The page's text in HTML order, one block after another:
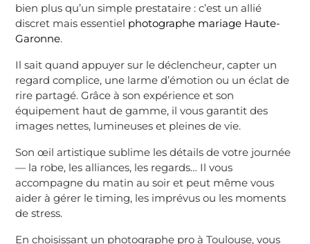
bien plus qu’un simple prestataire : c’est un allié
discret mais essentiel photographe mariage Haute-
Garonne.
Il sait quand appuyer sur le déclencheur, capter un
regard complice, une larme d’émotion ou un éclat de
rire partagé. Grâce à son expérience et son
équipement haut de gamme, il vous garantit des
images nettes, lumineuses et pleines de vie.
Son œil artistique sublime les détails de votre journée
— la robe, les alliances, les regards… Il vous
accompagne du matin au soir et peut même vous
aider à gérer le timing, les imprévus ou les moments
de stress.
En choisissant un photographe pro à Toulouse, vous